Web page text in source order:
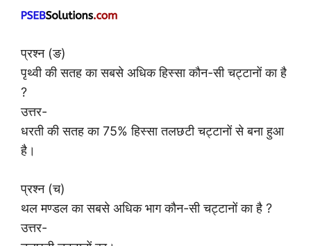
प्रश्न (ङ)
पृथ्वी की सतह का सबसे अधिक हिस्सा कौन-सी चट्टानों का है
?
उत्तर-
धरती की सतह का 75% हिस्सा तलछटी चट्टानों से बना हुआ
है।
प्रश्न (च)
थल मण्डल का सबसे अधिक भाग कौन-सी चट्टानों का है ?
उत्तर-